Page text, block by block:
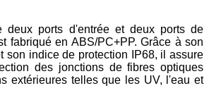
deux ports d'entrée et deux ports de
fabriqué en ABS/PC+PP. Grâce à son
son indice de protection IP68, il assure
des jonctions de fibres optiques
extérieures telles que les UV, l'eau et